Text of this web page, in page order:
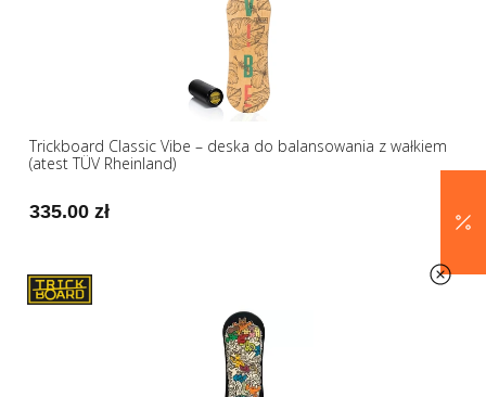
Trickboard Classic Vibe – deska do balansowania z wałkiem
(atest TÜV Rheinland)
335.00 zł